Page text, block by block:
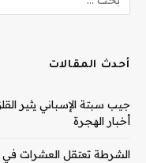
أحدث المقالات
جيب سبتة الإسباني يثير
أخبار الهجرة
الشرطة تعتقل العشرات في